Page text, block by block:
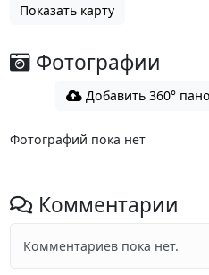
Показать карту
Фотографии
Добавить 360°
Фотографий пока нет
Комментарии
Комментариев пока нет.